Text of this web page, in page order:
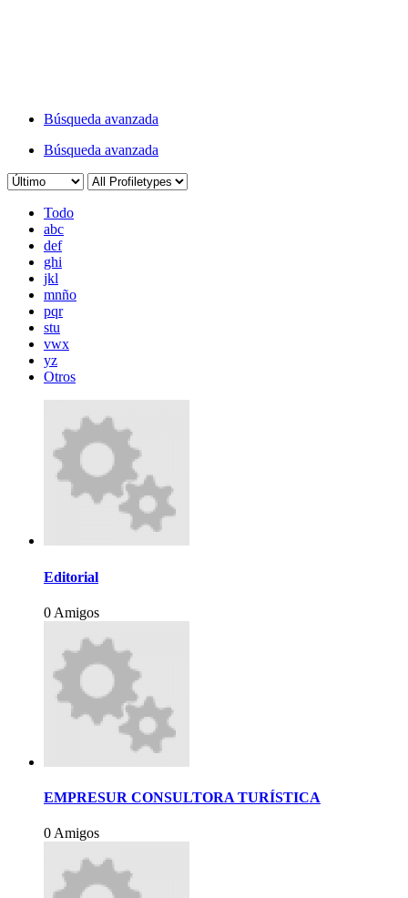
Búsqueda avanzada
Búsqueda avanzada
Todo
abc
def
ghi
jkl
mnño
pqr
stu
vwx
yz
Otros
Editorial
0 Amigos
EMPRESUR CONSULTORA TURÍSTICA
0 Amigos